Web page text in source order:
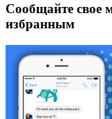
Сообщайте свое
избранным